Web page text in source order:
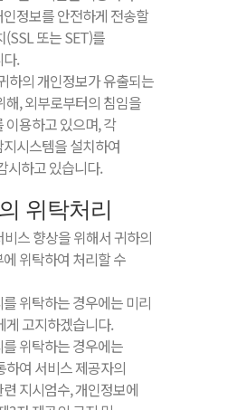
정보를 안전하게 전송할
(SSL 또는 SET)를
.
하의 개인정보가 유출되는
해, 외부로부터의 침임을
이용하고 있으며, 각
시스템을 설치하여
시하고 있습니다.
위탁처리
스 향상을 위해서 귀하의
위탁하여 처리할 수
위탁하는 경우에는 미리
게 고지하겠습니다.
위탁하는 경우에는
하여 서비스 제공자의
지시엄수, 개인정보에